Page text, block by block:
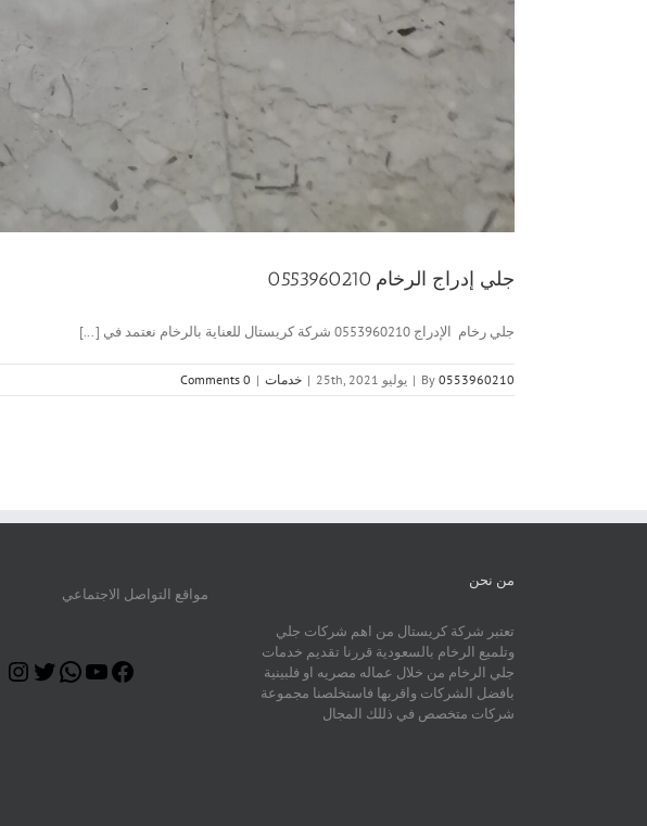
جلي إدراج الرخام 0553960210
جلي رخام الإدراج 0553960210 شركة كريستال للعناية بالرخام نعتمد في [...]
By 0553960210
| يوليو 25th, 2021 | خدمات |
0 Comments
من نحن
تعتبر شركة كريستال من اهم شركات جلي
وتلميع الرخام بالسعودية قررنا تقديم خدمات
جلي الرخام من خلال عماله مصريه او فلبينية
بافضل الشركات واقربها فاستخلصنا مجموعة
شركات متخصص في ذللك المجال
مواقع التواصل الاجتماعي
Facebook
YouTube
WhatsApp
Twitter